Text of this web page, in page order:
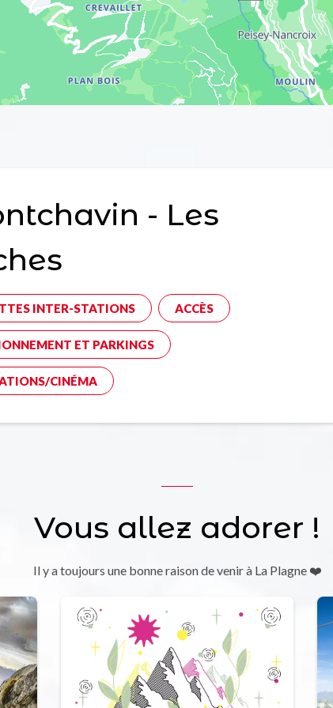
- Les
INTER-STATIONS ACCÈS
ET PARKINGS
CINÉMA
Vous allez adorer !
Il y a toujours une bonne raison de venir à La Plagne ❤️